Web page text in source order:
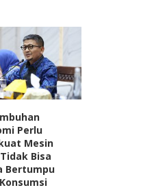
Perlu
Mesin
Bisa
Bertumpu